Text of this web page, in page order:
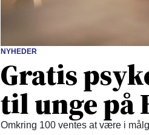
NYHEDER
Gratis
til unge på
Omkring 100 ventes at være i